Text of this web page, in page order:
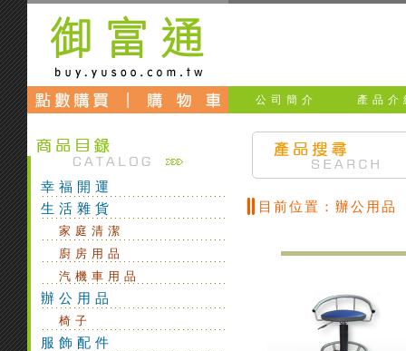
公司簡介 產品介
幸福開運
生活雜貨
家庭清潔
廚房用品
汽機車用品
辦公用品
椅子
服飾配件
目前位置：辦公用品